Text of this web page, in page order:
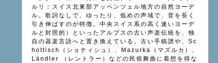
ルリ：スイス北東部アッペンツェル地方の自然ヨーデ
ル。歌詞なしで、ゆったり、低めの声域で、音を長く
引き伸ばすのが特徴。中央スイス系の高く速いヨーデ
ルと対照的）といったアルプスの古い声楽伝統を、独
自の器楽言語へと置き換えている。古い手稿譜や、Sc
hottisch（ショティシュ）、Mazurka（マズルカ）、
Ländler （レントラー）などの民俗舞曲に着想を得な